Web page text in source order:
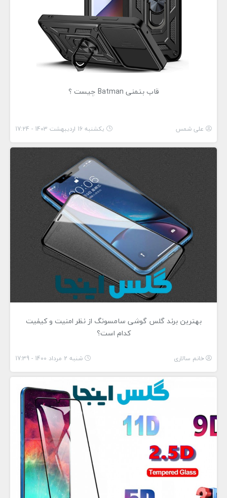
قاب بتمنی Batman چیست ؟
علی شمس یکشنبه 16 اردیبهشت 1403 - 17:24
بهترین برند گلس گوشی سامسونگ از نظر امنیت و کیفیت
کدام است؟
خانم سالاری شنبه 2 مرداد 1400 - 17:39